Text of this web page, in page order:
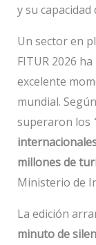
y su
Un sector en
FITUR 2026
excelente
mundial.
superaron los
millones de
Ministerio de
La edición
minuto de